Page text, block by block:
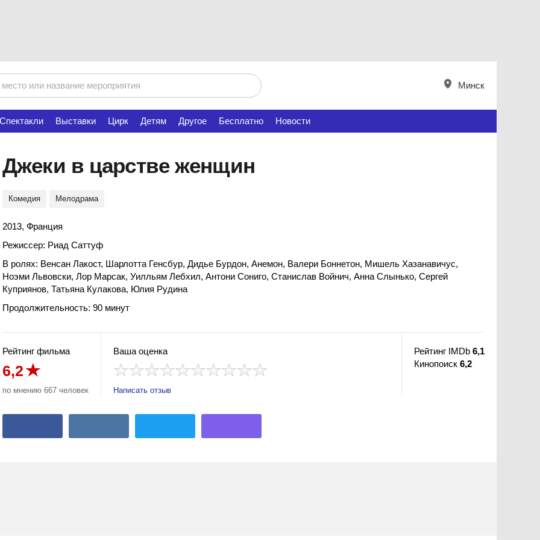
Минск
Спектакли Выставки Цирк Детям Другое Бесплатно Новости
Джеки в царстве женщин
Комедия Мелодрама
2013, Франция
Режиссер: Риад Саттуф
В ролях: Венсан Лакост, Шарлотта Генсбур, Дидье Бурдон, Анемон, Валери Боннетон, Мишель Хазанавичус,
Ноэми Львовски, Лор Марсак, Уилльям Лебхил, Антони Сониго, Станислав Войнич, Анна Слынько, Сергей
Куприянов, Татьяна Кулакова, Юлия Рудина
Продолжительность: 90 минут
Рейтинг фильма
6,2
по мнению 667 человек
Ваша оценка
Написать отзыв
Рейтинг IMDb 6,1
Кинопоиск 6,2